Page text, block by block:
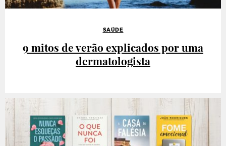
SAÚDE
9 mitos de verão explicados por uma
dermatologista